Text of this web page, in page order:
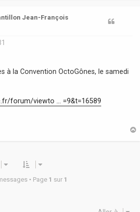
Jean-François
à la Convention OctoGônes, le samedi
forum/viewto ... =9&t=16589
• Page 1 sur 1